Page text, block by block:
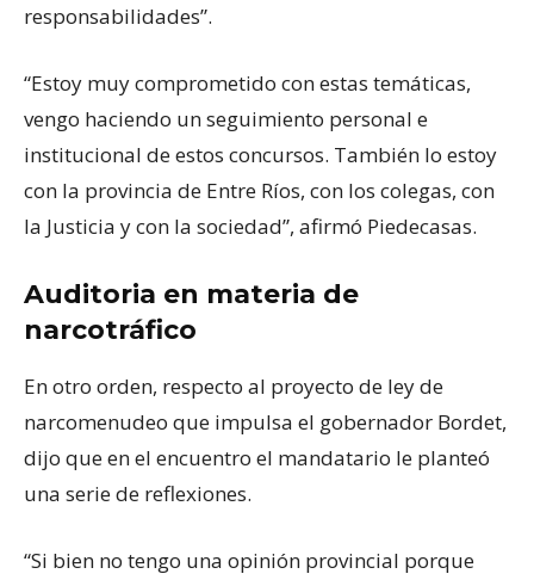
responsabilidades”.
“Estoy muy comprometido con estas temáticas,
vengo haciendo un seguimiento personal e
institucional de estos concursos. También lo estoy
con la provincia de Entre Ríos, con los colegas, con
la Justicia y con la sociedad”, afirmó Piedecasas.
Auditoria en materia de
narcotráfico
En otro orden, respecto al proyecto de ley de
narcomenudeo que impulsa el gobernador Bordet,
dijo que en el encuentro el mandatario le planteó
una serie de reflexiones.
“Si bien no tengo una opinión provincial porque